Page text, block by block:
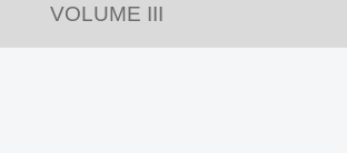
VOLUME III